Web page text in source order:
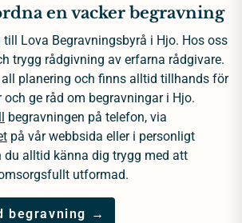
en vacker begravning
Lova Begravningsbyrå i Hjo. Hos oss
trygg rådgivning av erfarna rådgivare.
planering och finns alltid tillhands för
ge råd om begravningar i Hjo.
begravningen på telefon, via
på vår webbsida eller i personligt
du alltid känna dig trygg med att
utformad.
begravning →